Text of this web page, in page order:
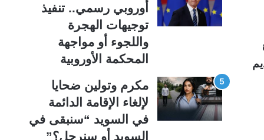
أوروبي رسمي.. تنفيذ
توجيهات الهجرة
واللجوء أو مواجهة
المحكمة الأوروبية
مكرم وتولين ضحايا
لإلغاء الإقامة الدائمة
في السويد “سنبقى في
السويد أو سنرحل؟”